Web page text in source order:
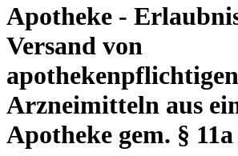
Apotheke -
Versand von
apothekenpflichtigen
Arzneimitteln aus
Apotheke gem. §